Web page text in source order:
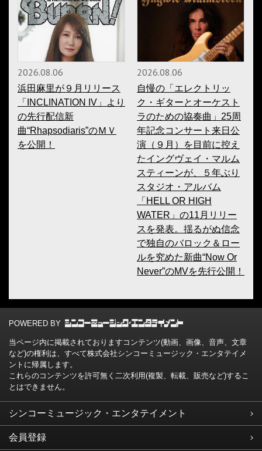
2026.08.06
浜田麻里が９月リリース
「INCLINATION IV」より
の先行配信新
曲“Rhapsodiaris”のＭＶ
を公開！
2026.08.06
自慢の「エレクトリッ
ク・ギターとオーケスト
ラのための協奏曲」25周
年記念コンサート来日公
演（９月）を目前に控え
たイングヴェイ・マルム
スティーンが、５年ぶり
スタジオ・アルバム
「HELL OR HIGH
WATER」の11月リリー
スを発表。揺るがぬ信念
で独自のバロック＆ロー
ルを究めた新曲“Now Or
Never”のMVを先行公開！
POWERED BY
当ページ内に掲載されておりますコンテンツ(動画、画像、音声、文章
など)の権利は、すべて株式会社シンコーミュージック・エンタテイメ
ントに帰属します。
これらのコンテンツを許可無く二次利用(複製、転載、販売など)するこ
とはできません。
シンコーミュージック・エンタテイメント
会員登録